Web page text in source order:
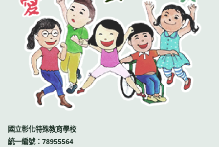
國立彰化特殊教育學校
統一編號：78955564